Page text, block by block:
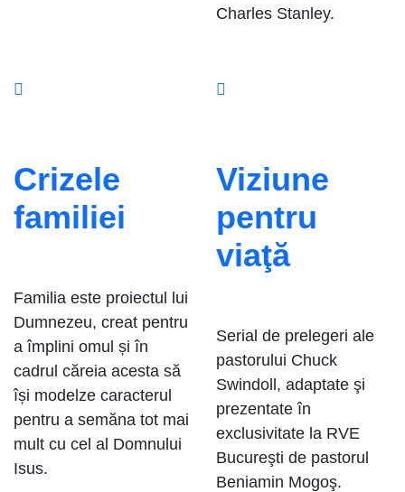
Charles Stanley.
Crizele
familiei
Familia este proiectul lui
Dumnezeu, creat pentru
a împlini omul și în
cadrul căreia acesta să
își modelze caracterul
pentru a semăna tot mai
mult cu cel al Domnului
Isus.
Viziune
pentru
viaţă
Serial de prelegeri ale
pastorului Chuck
Swindoll, adaptate şi
prezentate în
exclusivitate la RVE
Bucureşti de pastorul
Beniamin Mogoş.